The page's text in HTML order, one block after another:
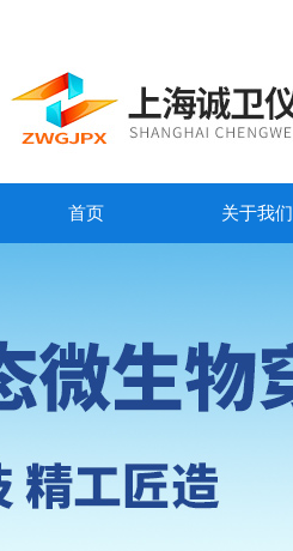
首页 关于我们